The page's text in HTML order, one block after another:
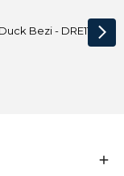
Açık Bej Duck Bezi - DRE1144 Kumaş Peçete